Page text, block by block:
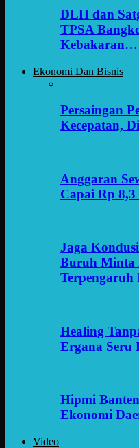
DLH dan
TPSA
Kebakaran…
Ekonomi Dan Bisnis
Persaingan
Kecepatan,
Anggaran
Capai Rp
Jaga
Buruh Minta
Healing
Ergana
Hipmi
Ekonomi
Video